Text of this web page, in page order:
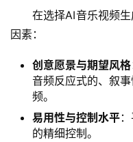
在选择AI音乐视频
因素：
创意愿景与期望风格
音频反应式的、叙
频。
易用性与控制水平
的精细控制。